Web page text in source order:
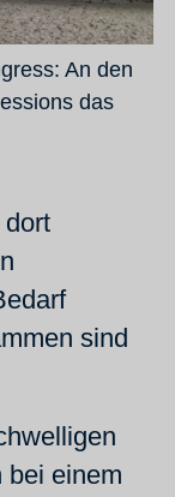
An den
das
sind
bei einem